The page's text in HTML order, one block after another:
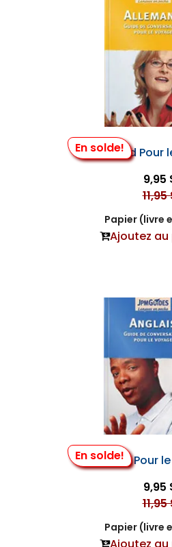
En solde!
Allemand Pour
9,95
11,95
Papier (livre
Ajoutez au
En solde!
Anglais Pour
9,95
11,95
Papier (livre